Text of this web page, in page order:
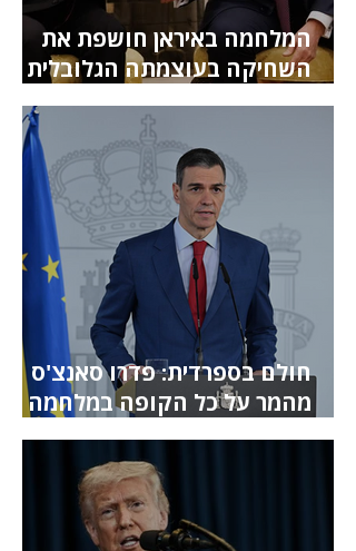
המלחמה באיראן חושפת את
השחיקה בעוצמתה הגלובלית
של בריטניה
חולם בספרדית: פדרו סאנצ'ס
מהמר על כל הקופה במלחמה
עם איראן